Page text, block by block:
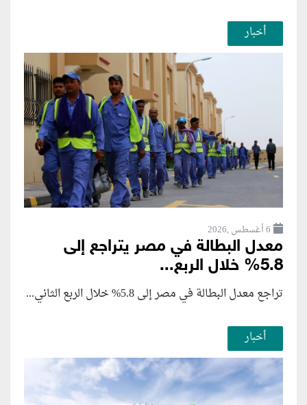
أخبار
6 أغسطس ,2026
معدل البطالة في مصر يتراجع إلى
5.8% خلال الربع...
تراجع معدل البطالة في مصر إلى 5.8% خلال الربع الثاني...
أخبار